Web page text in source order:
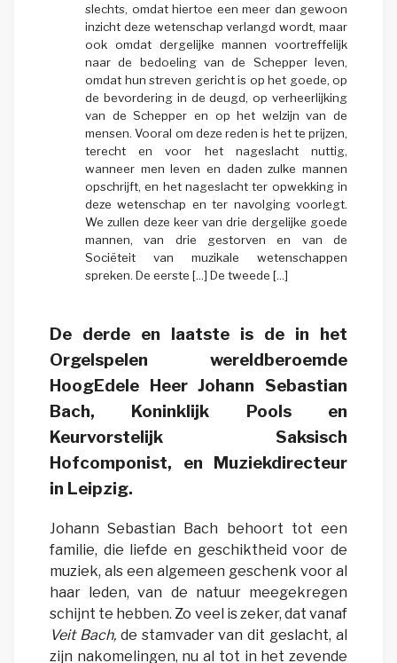
slechts, omdat hiertoe een meer dan gewoon
inzicht deze wetenschap verlangd wordt, maar
ook omdat dergelijke mannen voortreffelijk
naar de bedoeling van de Schepper leven,
omdat hun streven gericht is op het goede, op
de bevordering in de deugd, op verheerlijking
van de Schepper en op het welzijn van de
mensen. Vooral om deze reden is het te prijzen,
terecht en voor het nageslacht nuttig,
wanneer men leven en daden zulke mannen
opschrijft, en het nageslacht ter opwekking in
deze wetenschap en ter navolging voorlegt.
We zullen deze keer van drie dergelijke goede
mannen, van drie gestorven en van de
Sociëteit van muzikale wetenschappen
spreken. De eerste [...] De tweede [...]
De derde en laatste is de in het
Orgelspelen wereldberoemde
HoogEdele Heer Johann Sebastian
Bach, Koninklijk Pools en
Keurvorstelijk Saksisch
Hofcomponist, en Muziekdirecteur
in Leipzig.
Johann Sebastian Bach behoort tot een
familie, die liefde en geschiktheid voor de
muziek, als een algemeen geschenk voor al
haar leden, van de natuur meegekregen
schijnt te hebben. Zo veel is zeker, dat vanaf
Veit Bach,de stamvader van dit geslacht, al
zijn nakomelingen, nu al tot in het zevende